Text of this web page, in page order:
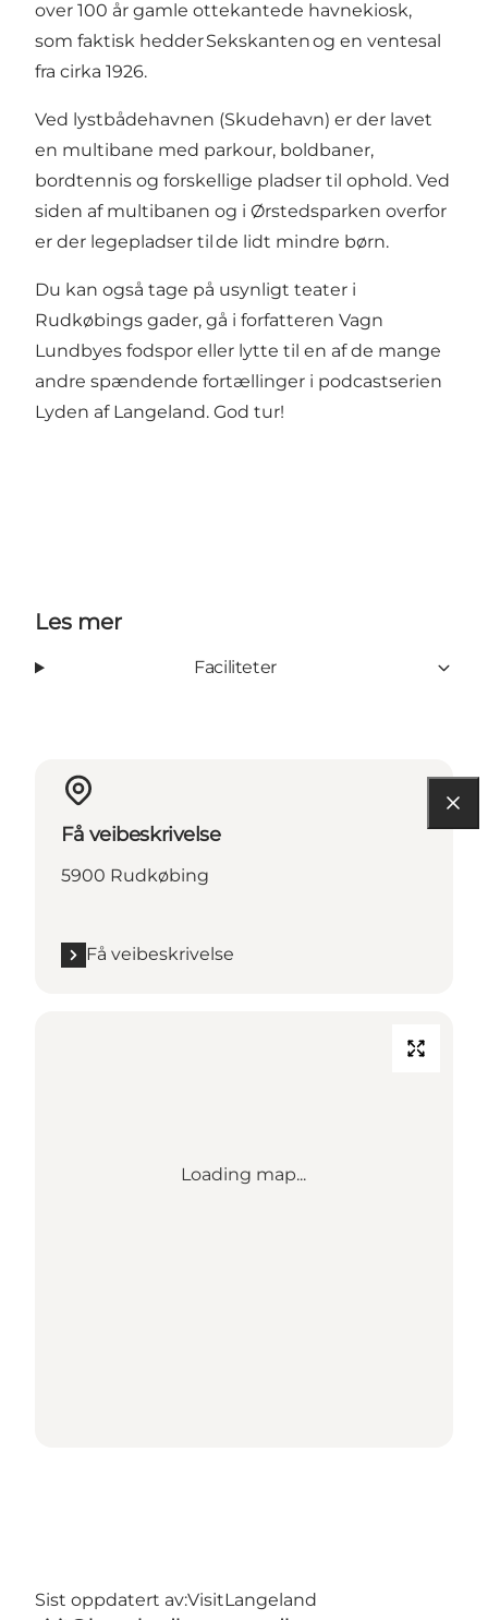
over 100 år gamle ottekantede havnekiosk,
som faktisk hedderSekskantenog en ventesal
fra cirka 1926.
Ved lystbådehavnen (Skudehavn) er der lavet
en multibane med parkour, boldbaner,
bordtennis og forskellige pladser til ophold. Ved
siden af multibanen og i Ørstedsparken overfor
er der legepladser til de lidt mindre børn.
Du kan også tage på usynligt teater i
Rudkøbings gader, gå i forfatteren Vagn
Lundbyes fodspor eller lytte til en af de mange
andre spændende fortællinger i podcastserien
Lyden af Langeland. God tur!
Les mer
Faciliteter
Få veibeskrivelse
5900 Rudkøbing
Få veibeskrivelse
Loading map...
Sist oppdatert av:VisitLangeland